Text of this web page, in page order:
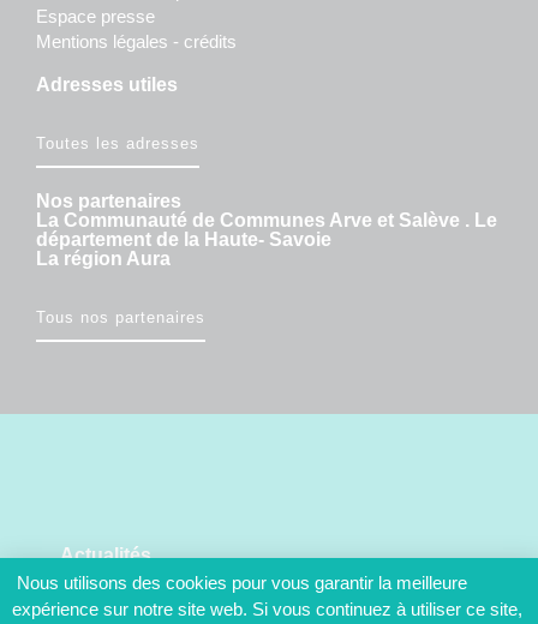
Espace presse
Mentions légales - crédits
Adresses utiles
Toutes les adresses
Nos partenaires
La Communauté de Communes Arve et Salève . Le
département de la Haute- Savoie
La région Aura
Tous nos partenaires
Actualités
Restez informés des actus de votre commune
Nous utilisons des cookies pour vous garantir la meilleure
expérience sur notre site web. Si vous continuez à utiliser ce site,